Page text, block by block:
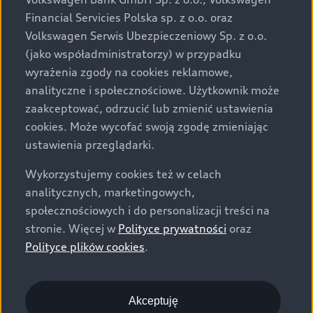
za dopłatą. Wiążące ustalenie ceny, wyposażenia i
specyfikacji pojazdu następują w umowie sprzedaży, a
określenie parametrów technicznych zawiera
świadectwo homologacji typu pojazdu. Zastrzegamy
sobie prawo do zmian i pomyłek. Wszelkie informacje
prezentowane na stronie są aktualne na dzień ich
zamieszczania. W celu uzyskania najnowszych
informacji prosimy kontaktować się z Partnerem Marki
Audi.
Wszystkie produkowane obecnie samochody marki Audi
są wykonywane z materiałów spełniających pod
względem możliwości odzysku i recyklingu wymagania
określone w normie ISO 22628 i są zgodne z
europejskimi świadectwami homologacji wydanymi wg
o.o. podlega obowiązkowi zapewnienia wszystkim
użytkownikom samochodów marki Volkswagen sieci
Financial Servicies Polska sp. z o.o. oraz
Volkswagen Serwis Ubezpieczeniowy Sp. z o.o.
(jako współadministratorzy) w przypadku
wyrażenia zgody na cookies reklamowe,
analityczne i społecznościowe. Użytkownik może
zaakceptować, odrzucić lub zmienić ustawienia
cookies. Może wycofać swoją zgodę zmieniając
ustawienia przeglądarki.
Wykorzystujemy cookies też w celach
analitycznych, marketingowych,
społecznościowych i do personalizacji treści na
stronie. Więcej w Polityce prywatności oraz
Polityce plików cookies.
Akceptuję